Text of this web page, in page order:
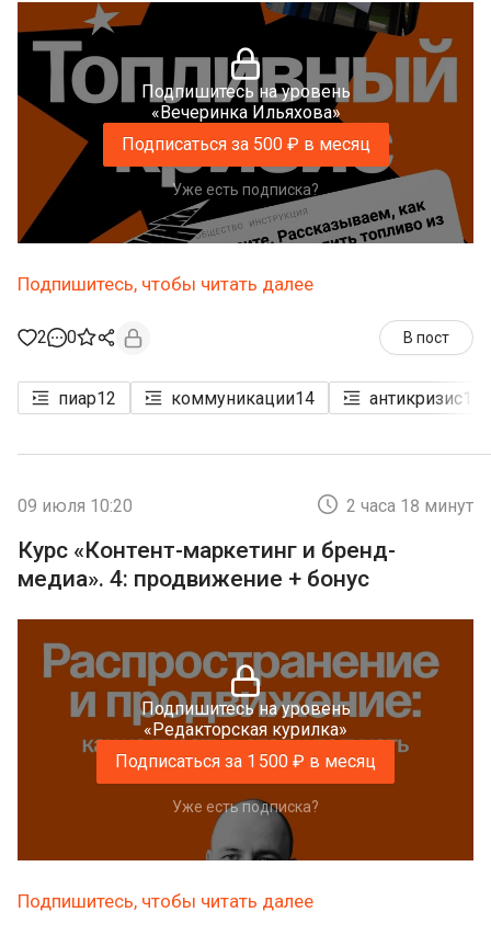
Подпишитесь на уровень
«Вечеринка Ильяхова»
Подписаться за 500 ₽ в месяц
Уже есть подписка?
Подпишитесь, чтобы читать далее
2 0 В пост
пиар12 коммуникации14 антикризис1
09 июля 10:20 2 часа 18 минут
Курс «Контент-маркетинг и бренд-
медиа». 4: продвижение + бонус
Подпишитесь на уровень
«Редакторская курилка»
Подписаться за 1 500 ₽ в месяц
Уже есть подписка?
Подпишитесь, чтобы читать далее